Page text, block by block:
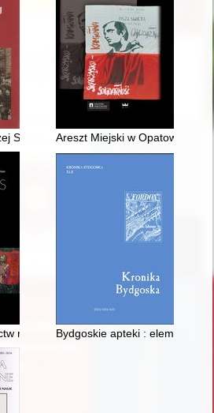
Straży Pożarnej w Strzyżowie (1869-
Areszt Miejski w Opatowie :
religijnych w Skalbmierzu : addenda
Bydgoskie apteki : element